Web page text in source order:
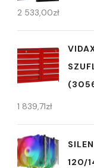
2 533,00zł
1 839,71zł
120/